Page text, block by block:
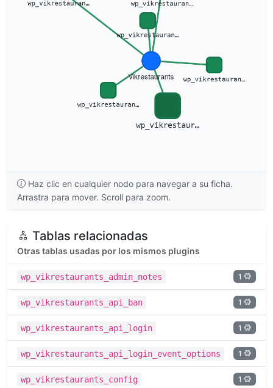
Haz clic en cualquier nodo para navegar a su ficha.
Arrastra para mover. Scroll para zoom.
Tablas relacionadas
Otras tablas usadas por los mismos plugins
wp_vikrestaurants_admin_notes 1
wp_vikrestaurants_api_ban 1
wp_vikrestaurants_api_login 1
wp_vikrestaurants_api_login_event_options 1
wp_vikrestaurants_config 1